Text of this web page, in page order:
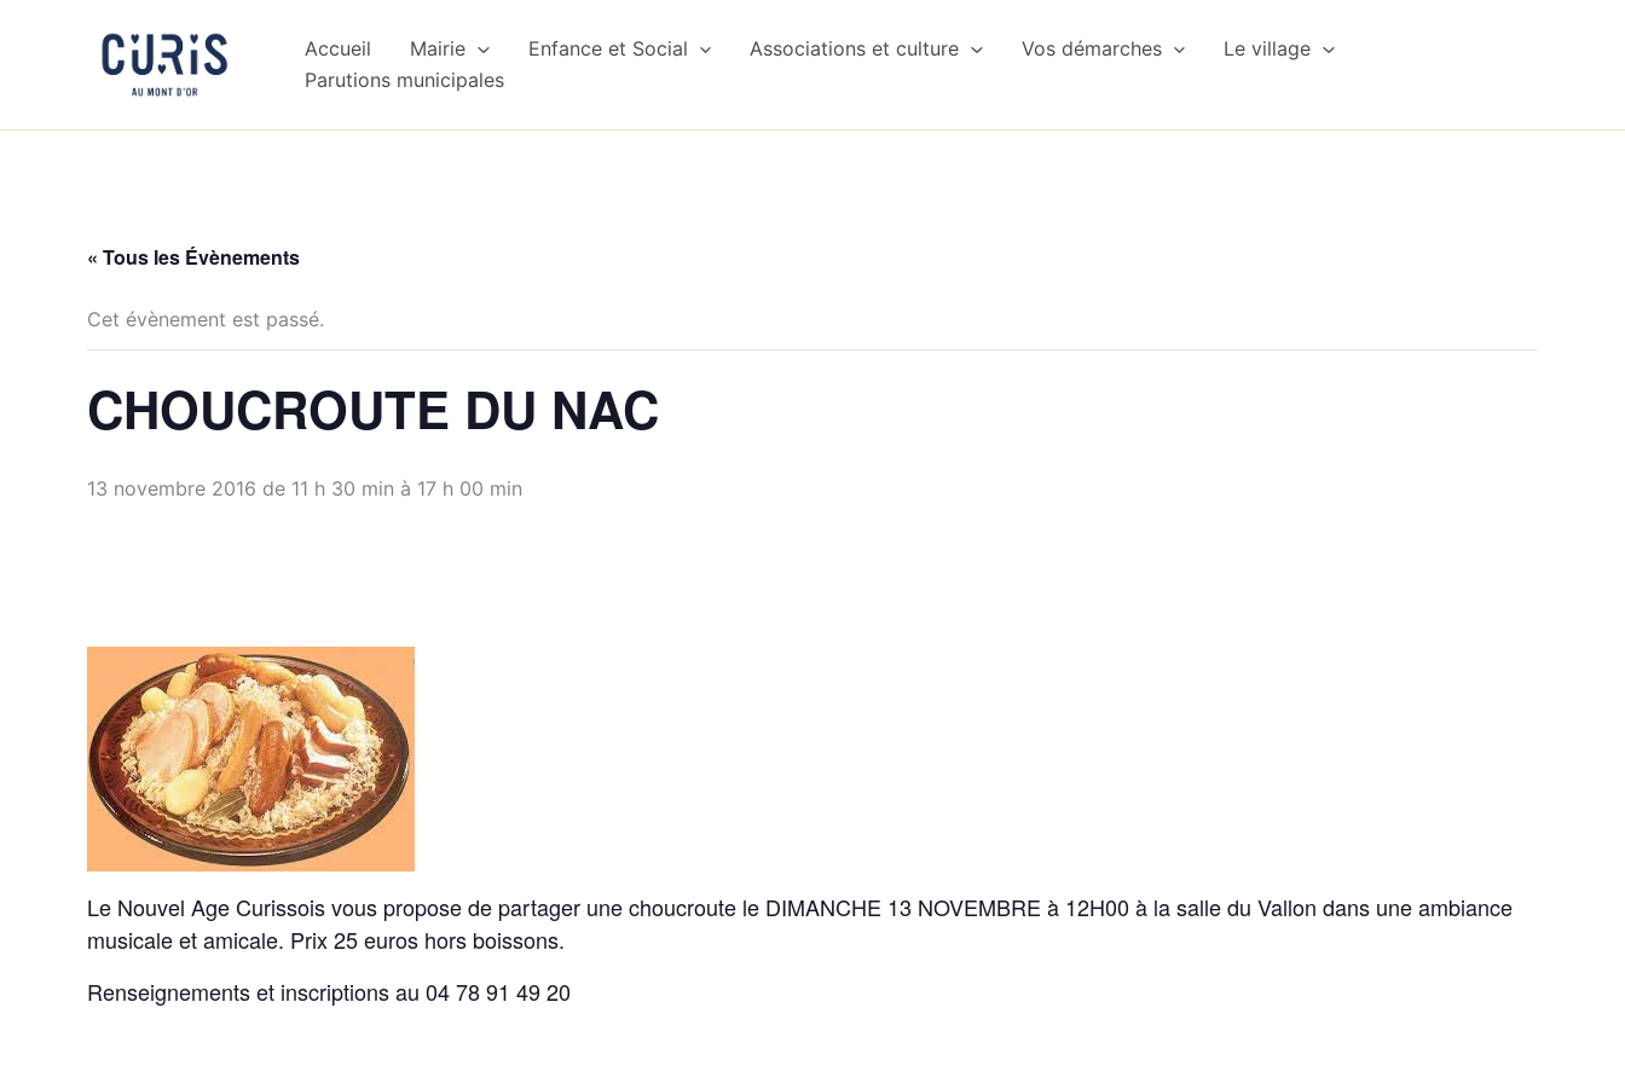
Accueil Mairie Enfance et Social Associations et culture Vos démarches
Le village
Parutions municipales
« Tous les Évènements
Cet évènement est passé.
CHOUCROUTE DU NAC
13 novembre 2016 de 11 h 30 min à 17 h 00 min
Le Nouvel Age Curissois vous propose de partager une choucroute le DIMANCHE 13 NOVEMBRE à 12H00 à la salle du Vallon dans une ambiance
musicale et amicale. Prix 25 euros hors boissons.
Renseignements et inscriptions au 04 78 91 49 20